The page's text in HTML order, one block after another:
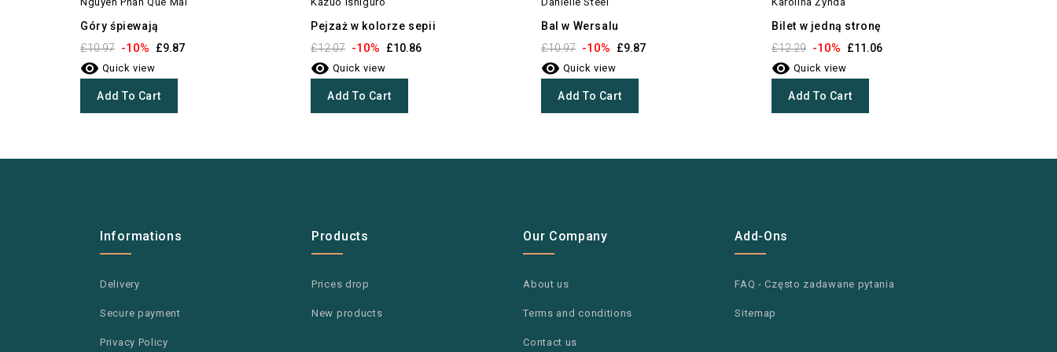
Góry śpiewają
£10.97 -10% £9.87
 Quick view
Add To Cart
Pejzaż w kolorze sepii
£12.07 -10% £10.86
 Quick view
Add To Cart
Bal w Wersalu
£10.97 -10% £9.87
 Quick view
Add To Cart
Bilet w jedną stronę
£12.29 -10% £11.06
 Quick view
Add To Cart
Informations
Delivery
Secure payment
Privacy Policy
Products
Prices drop
New products
Our Company
About us
Terms and conditions
Contact us
Add-Ons
FAQ - Często zadawane pytania
Sitemap